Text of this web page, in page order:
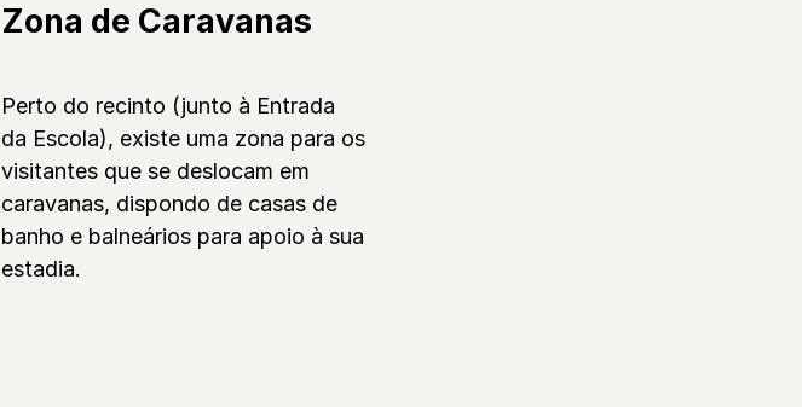
Zona de Caravanas
Perto do recinto (junto à Entrada
da Escola), existe uma zona para os
visitantes que se deslocam em
caravanas, dispondo de casas de
banho e balneários para apoio à sua
estadia.